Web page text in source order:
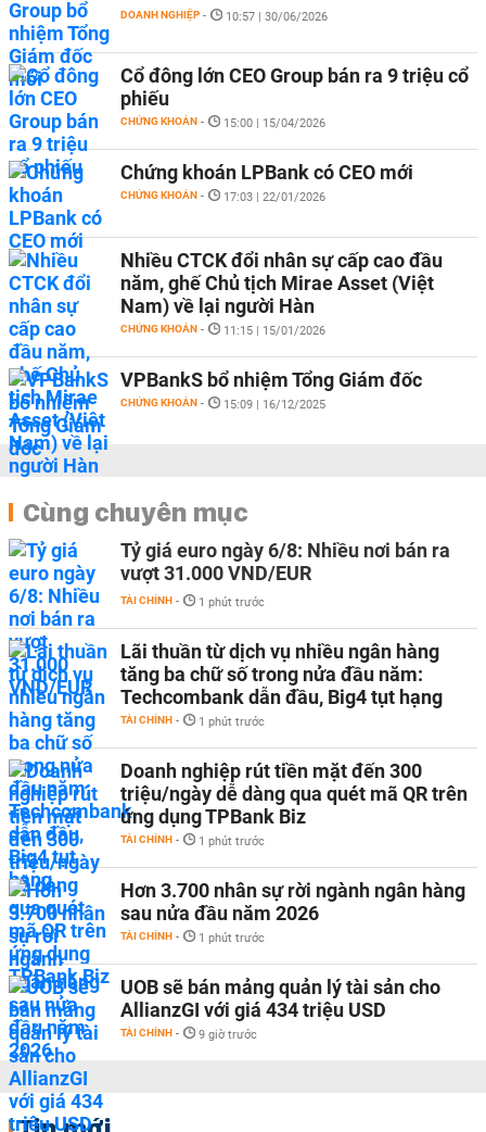
DOANH NGHIỆP - 10:57 | 30/06/2026
Cổ đông lớn CEO Group bán ra 9 triệu cổ
phiếu
CHỨNG KHOÁN - 15:00 | 15/04/2026
Chứng khoán LPBank có CEO mới
CHỨNG KHOÁN - 17:03 | 22/01/2026
Nhiều CTCK đổi nhân sự cấp cao đầu
năm, ghế Chủ tịch Mirae Asset (Việt
Nam) về lại người Hàn
CHỨNG KHOÁN - 11:15 | 15/01/2026
VPBankS bổ nhiệm Tổng Giám đốc
CHỨNG KHOÁN - 15:09 | 16/12/2025
Cùng chuyên mục
Tỷ giá euro ngày 6/8: Nhiều nơi bán ra
vượt 31.000 VND/EUR
TÀI CHÍNH - 1 phút trước
Lãi thuần từ dịch vụ nhiều ngân hàng
tăng ba chữ số trong nửa đầu năm:
Techcombank dẫn đầu, Big4 tụt hạng
TÀI CHÍNH - 1 phút trước
Doanh nghiệp rút tiền mặt đến 300
triệu/ngày dễ dàng qua quét mã QR trên
ứng dụng TPBank Biz
TÀI CHÍNH - 1 phút trước
Hơn 3.700 nhân sự rời ngành ngân hàng
sau nửa đầu năm 2026
TÀI CHÍNH - 1 phút trước
UOB sẽ bán mảng quản lý tài sản cho
AllianzGI với giá 434 triệu USD
TÀI CHÍNH - 9 giờ trước